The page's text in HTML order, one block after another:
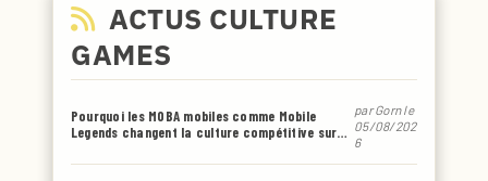
ACTUS CULTURE
GAMES
Pourquoi les MOBA mobiles comme Mobile
Legends changent la culture compétitive sur
parGornle
05/08/202
6